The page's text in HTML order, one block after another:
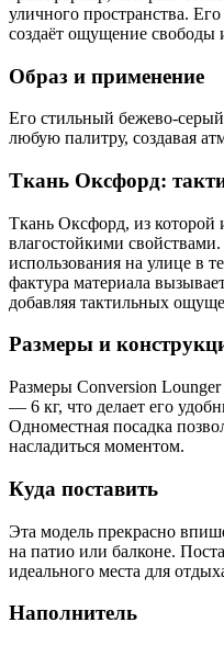
уличного пространства.
создаёт ощущение свободы
Образ и применение
Его стильный бежево-
любую палитру, создавая
Ткань Оксфорд:
Ткань Оксфорд, из которой
влагостойкими
использования на улице в
фактура материала
добавляя тактильных
Размеры и
Размеры Conversion
— 6 кг, что делает его
Одноместная посадка
насладиться моментом.
Куда поставить
Эта модель прекрасно
на патио или балконе.
идеального места для
Наполнитель